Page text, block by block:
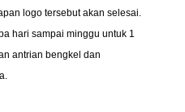
logo tersebut akan selesai.
hari sampai minggu untuk 1
antrian bengkel dan